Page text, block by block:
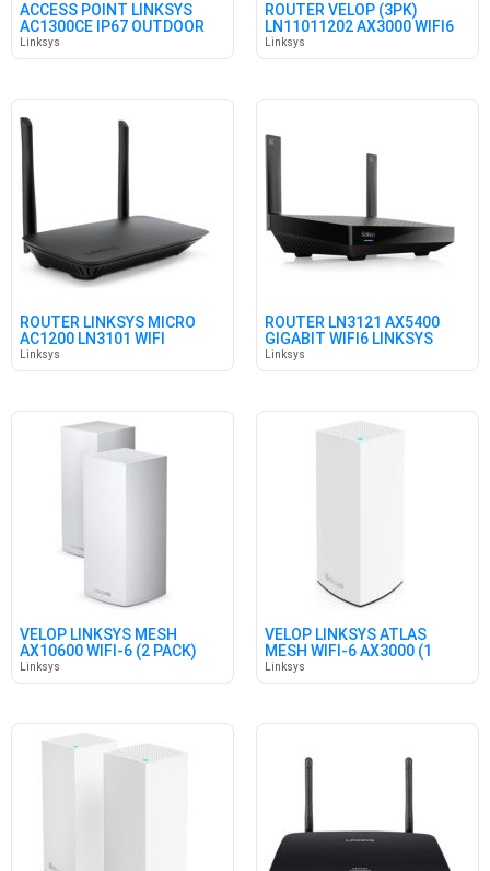
ACCESS POINT LINKSYS
AC1300CE IP67 OUTDOOR
POE+
Linksys
ROUTER VELOP (3PK)
LN11011202 AX3000 WIFI6
LINKSYS
Linksys
ROUTER LINKSYS MICRO
AC1200 LN3101 WIFI
Linksys
ROUTER LN3121 AX5400
GIGABIT WIFI6 LINKSYS
Linksys
VELOP LINKSYS MESH
AX10600 WIFI-6 (2 PACK)
Linksys
VELOP LINKSYS ATLAS
MESH WIFI-6 AX3000 (1
PACK)
Linksys